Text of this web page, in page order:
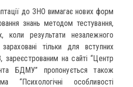
до ЗНО вимагає нових форм
знань методом тестування,
коли результати незалежного
тільки для вступних
на сайті “Центр
БДМУ” пропонується також
“Психологічні особливості